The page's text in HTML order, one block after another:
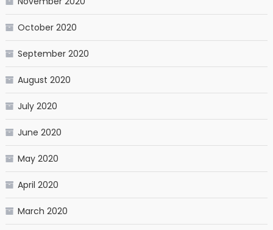
October 2020
September 2020
August 2020
July 2020
June 2020
May 2020
April 2020
March 2020